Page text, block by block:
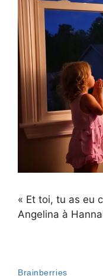
« Et toi, tu as eu
Angelina à